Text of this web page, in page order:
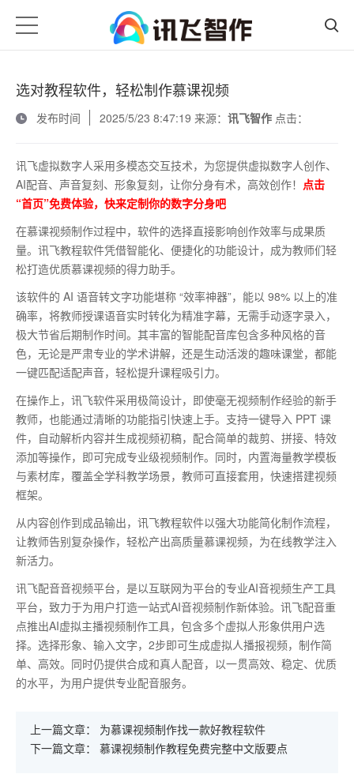
选对教程软件，轻松制作慕课视频
发布时间
2025/5/23 8:47:19 来源： 讯飞智作 点击：
讯飞虚拟数字人采用多模态交互技术，为您提供虚拟数字人创作、
AI配音、声音复刻、形象复刻，让你分身有术，高效创作！ 点击
“首页”免费体验，快来定制你的数字分身吧
在慕课视频制作过程中，软件的选择直接影响创作效率与成果质
量。讯飞教程软件凭借智能化、便捷化的功能设计，成为教师们轻
松打造优质慕课视频的得力助手。
该软件的 AI 语音转文字功能堪称 “效率神器”，能以 98% 以上的准
确率，将教师授课语音实时转化为精准字幕，无需手动逐字录入，
极大节省后期制作时间。其丰富的智能配音库包含多种风格的音
色，无论是严肃专业的学术讲解，还是生动活泼的趣味课堂，都能
一键匹配适配声音，轻松提升课程吸引力。
在操作上，讯飞软件采用极简设计，即使毫无视频制作经验的新手
教师，也能通过清晰的功能指引快速上手。支持一键导入 PPT 课
件，自动解析内容并生成视频初稿，配合简单的裁剪、拼接、特效
添加等操作，即可完成专业级视频制作。同时，内置海量教学模板
与素材库，覆盖全学科教学场景，教师可直接套用，快速搭建视频
框架。
从内容创作到成品输出，讯飞教程软件以强大功能简化制作流程，
让教师告别复杂操作，轻松产出高质量慕课视频，为在线教学注入
新活力。
讯飞配音音视频平台，是以互联网为平台的专业AI音视频生产工具
平台，致力于为用户打造一站式AI音视频制作新体验。讯飞配音重
点推出AI虚拟主播视频制作工具，包含多个虚拟人形象供用户选
择。选择形象、输入文字，2步即可生成虚拟人播报视频，制作简
单、高效。同时仍提供合成和真人配音，以一贯高效、稳定、优质
的水平，为用户提供专业配音服务。
上一篇文章： 为慕课视频制作找一款好教程软件
下一篇文章： 慕课视频制作教程免费完整中文版要点